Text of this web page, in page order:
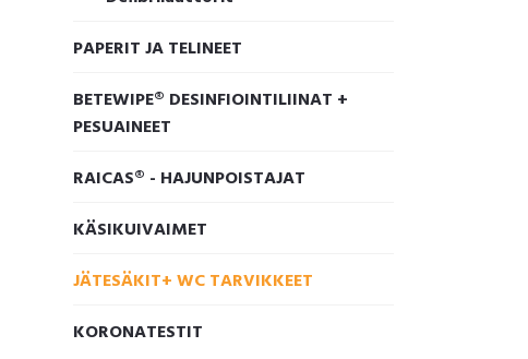
PAPERIT JA TELINEET
BETEWIPE® DESINFIOINTILIINAT +
PESUAINEET
RAICAS® - HAJUNPOISTAJAT
KÄSIKUIVAIMET
JÄTESÄKIT+ WC TARVIKKEET
KORONATESTIT